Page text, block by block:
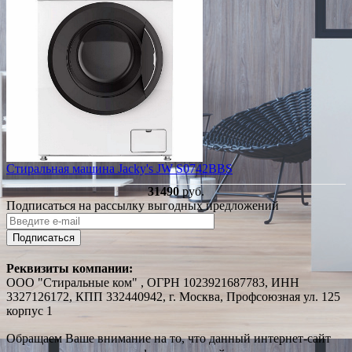
Стиральная машина Jacky's JW S0742BBS
31490 руб.
Подписаться на рассылку выгодных предложений
Подписаться
Реквизиты компании:
ООО "Стиральные ком" , ОГРН 1023921687783, ИНН
3327126172, КПП 332440942, г. Москва, Профсоюзная ул. 125
корпус 1
Обращаем Ваше внимание на то, что данный интернет-сайт